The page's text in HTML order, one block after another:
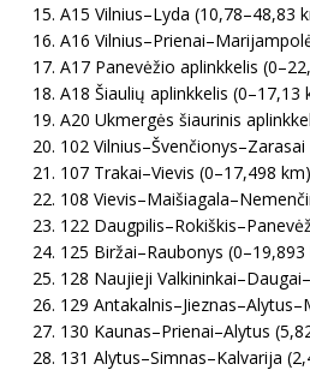
A15 Vilnius–Lyda (10,78–48,83
A16
A17 Panevėžio aplinkkelis
A18 Šiaulių aplinkkelis (0–17,13
A20 Ukmergės šiaurinis
102
107 Trakai–Vievis (0–17,498
108
122
125 Biržai–Raubonys (0–19,893
128 Naujieji
129
130 Kaunas–Prienai–Alytus
131 Alytus–Simnas–Kalvarija